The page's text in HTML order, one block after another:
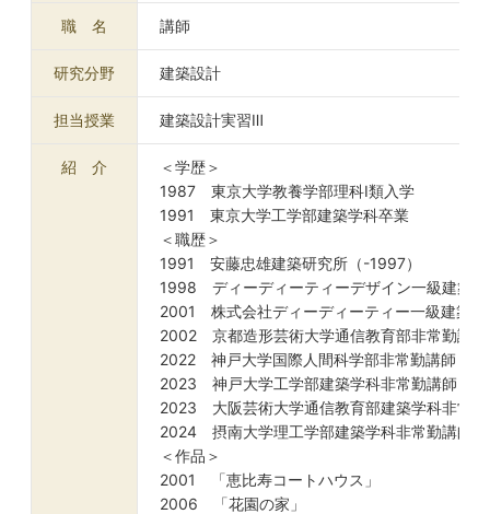
職 名 講師
研究分野 建築設計
担当授業 建築設計実習Ⅲ
紹 介
＜学歴＞
1987 東京大学教養学部理科Ⅰ類入学
1991 東京大学工学部建築学科卒業
＜職歴＞
1991 安藤忠雄建築研究所（-1997）
1998 ディーディーティーデザイン一級建築士
2001 株式会社ディーディーティー一級建築
2002 京都造形芸術大学通信教育部非常勤講
2022 神戸大学国際人間科学部非常勤講師（-
2023 神戸大学工学部建築学科非常勤講師（-
2023 大阪芸術大学通信教育部建築学科非常
2024 摂南大学理工学部建築学科非常勤講師
＜作品＞
2001 「恵比寿コートハウス」
2006 「花園の家」